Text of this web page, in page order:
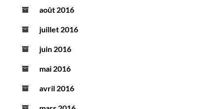
août 2016
juillet 2016
juin 2016
mai 2016
avril 2016